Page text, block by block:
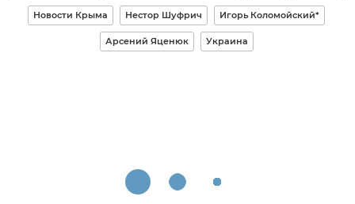
Новости Крыма Нестор Шуфрич Игорь Коломойский*
Арсений Яценюк Украина